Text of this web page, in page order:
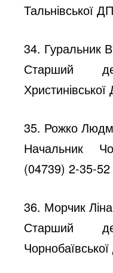
Тальнівської
34. Гуральник
Старший
35. Рожко
Начальник
(04739) 2-35-52
36. Морчик
Старший